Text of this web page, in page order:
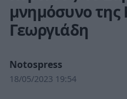
μνημόσυνο της
Γεωργιάδη
Notospress
18/05/2023 19:54